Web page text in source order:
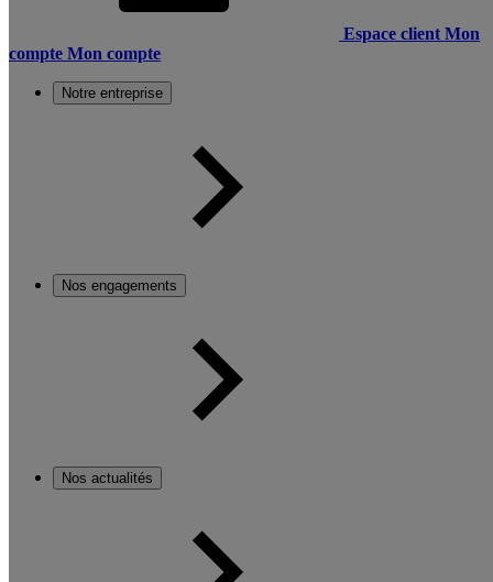
Espace client Mon
compte Mon compte
Notre entreprise
Nos engagements
Nos actualités